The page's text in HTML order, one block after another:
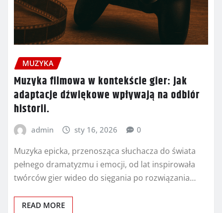
MUZYKA
Muzyka filmowa w kontekście gier: jak
adaptacje dźwiękowe wpływają na odbiór
historii.
admin sty 16, 2026 0
Muzyka epicka, przenosząca słuchacza do świata
pełnego dramatyzmu i emocji, od lat inspirowała
twórców gier wideo do sięgania po rozwiązania…
READ MORE